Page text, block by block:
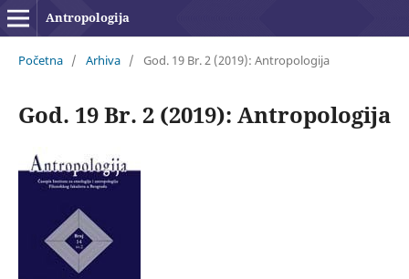
Antropologija
Početna / Arhiva / God. 19 Br. 2 (2019): Antropologija
God. 19 Br. 2 (2019): Antropologija